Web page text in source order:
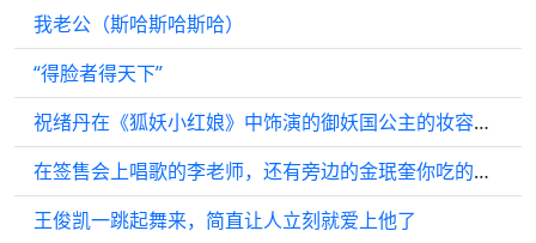
我老公（斯哈斯哈斯哈）
“得脸者得天下”
祝绪丹在《狐妖小红娘》中饰演的御妖国公主的妆容路透正面曝光，真是美极了！
在签售会上唱歌的李老师，还有旁边的金珉奎你吃的也太抢镜了！
王俊凯一跳起舞来，简直让人立刻就爱上他了